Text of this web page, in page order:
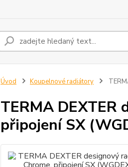
Úvod Koupelnové radiátory
TERMA
připojení SX